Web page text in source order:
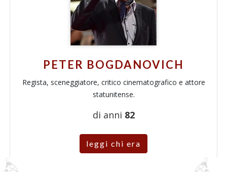
PETER BOGDANOVICH
Regista, sceneggiatore, critico cinematografico e attore
statunitense.
di anni 82
leggi chi era